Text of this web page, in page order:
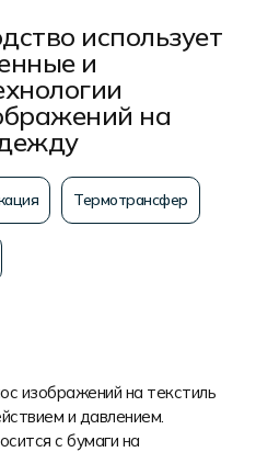
использует
и
на
Термотрансфер
изображений на текстиль
и давлением.
с бумаги на